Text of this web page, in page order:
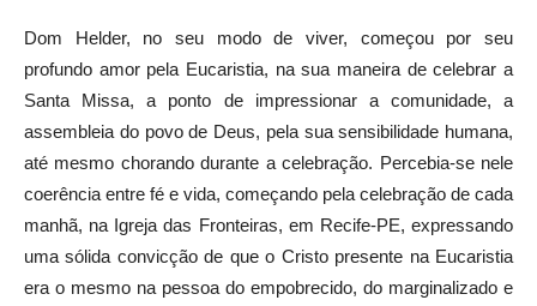
Dom Helder, no seu modo de viver, começou por seu
profundo amor pela Eucaristia, na sua maneira de celebrar a
Santa Missa, a ponto de impressionar a comunidade, a
assembleia do povo de Deus, pela sua sensibilidade humana,
até mesmo chorando durante a celebração. Percebia-se nele
coerência entre fé e vida, começando pela celebração de cada
manhã, na Igreja das Fronteiras, em Recife-PE, expressando
uma sólida convicção de que o Cristo presente na Eucaristia
era o mesmo na pessoa do empobrecido, do marginalizado e